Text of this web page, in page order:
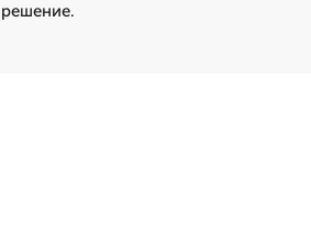
решение.